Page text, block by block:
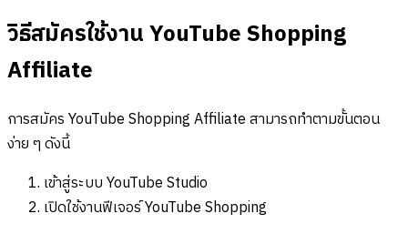
วิธีสมัครใช้งาน YouTube Shopping
Affiliate
การสมัคร YouTube Shopping Affiliate สามารถทำตามขั้นตอน
ง่าย ๆ ดังนี้
เข้าสู่ระบบ YouTube Studio
เปิดใช้งานฟีเจอร์ YouTube Shopping